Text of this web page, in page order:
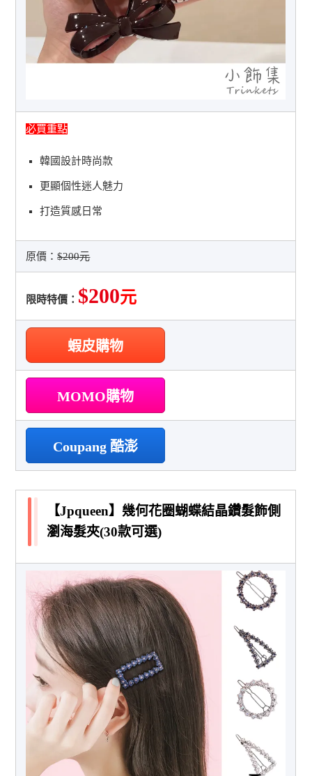
必買重點
韓國設計時尚款
更顯個性迷人魅力
打造質感日常
原價：$200元
限時特價： $200元
蝦皮購物
MOMO購物
Coupang 酷澎
【Jpqueen】幾何花圈蝴蝶結晶鑽髮飾側
瀏海髮夾(30款可選)